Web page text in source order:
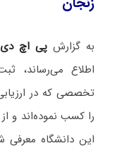
به گزارش پی اچ
اطلاع می‌رساند،
تخصصی که در
را کسب نموده‌اند و
این دانشگاه معرفی